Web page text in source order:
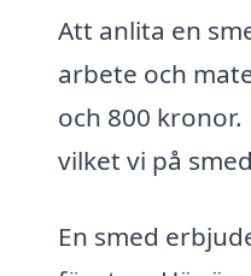
Att anlita en
arbete och
och 800
vilket vi på
En smed